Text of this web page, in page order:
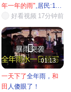
年一年的雨",居民:12
年...好看视频 17分钟前

01:13
一天下了全年雨， 和
田 人傻眼了！